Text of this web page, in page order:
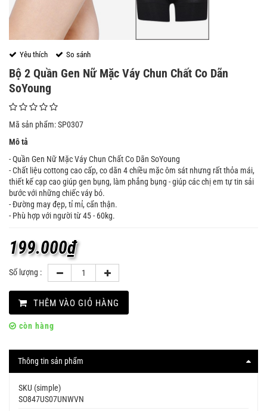
Yêu thích So sánh
Bộ 2 Quần Gen Nữ Mặc Váy Chun Chất Co Dãn
SoYoung
Mã sản phẩm: SP0307
Mô tả
- Quần Gen Nữ Mặc Váy Chun Chất Co Dãn SoYoung
- Chất liệu cottong cao cấp, co dãn 4 chiều mặc ôm sát nhưng rất thỏa mái,
thiết kế cạp cao giúp gen bụng, làm phẳng bụng - giúp các chị em tự tin sải
bước với những chiếc váy bó.
- Đường may đẹp, tỉ mỉ, cẩn thận.
- Phù hợp với người từ 45 - 60kg.
199.000₫
Số lượng :
THÊM VÀO GIỎ HÀNG
còn hàng
Thông tin sản phẩm
SKU (simple)
SO847US07UNWVN